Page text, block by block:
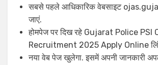
सबसे पहले आधिकारिक वेबसाइट
जाएं.
होमपेज पर दिख रहे Gujarat Police PSI
Recruitment 2025 Apply Online
नया वेब पेज खुलेगा. इसमें अपनी जानकारी